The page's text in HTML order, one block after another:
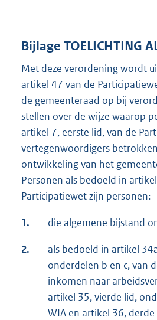
Bijlage TOELICHTING
Met deze verordening wordt
artikel 47 van de
de gemeenteraad op bij
stellen over de wijze waarop
artikel 7, eerste lid, van de
vertegenwoordigers
ontwikkeling van het
Personen als bedoeld in
Participatiewet zijn personen:
1. die algemene bijstand
2.
als bedoeld in artikel
onderdelen b en c, van
inkomen naar
artikel 35, vierde lid,
WIA en artikel 36,